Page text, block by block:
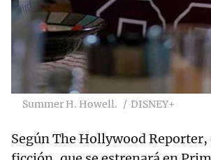
Summer H. Howell. DISNEY+
Según The Hollywood Reporter,